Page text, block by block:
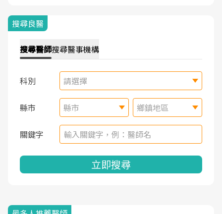
搜尋良醫
搜尋醫師搜尋醫事機構
科別 請選擇
縣市 縣市 鄉鎮地區
關鍵字
立即搜尋